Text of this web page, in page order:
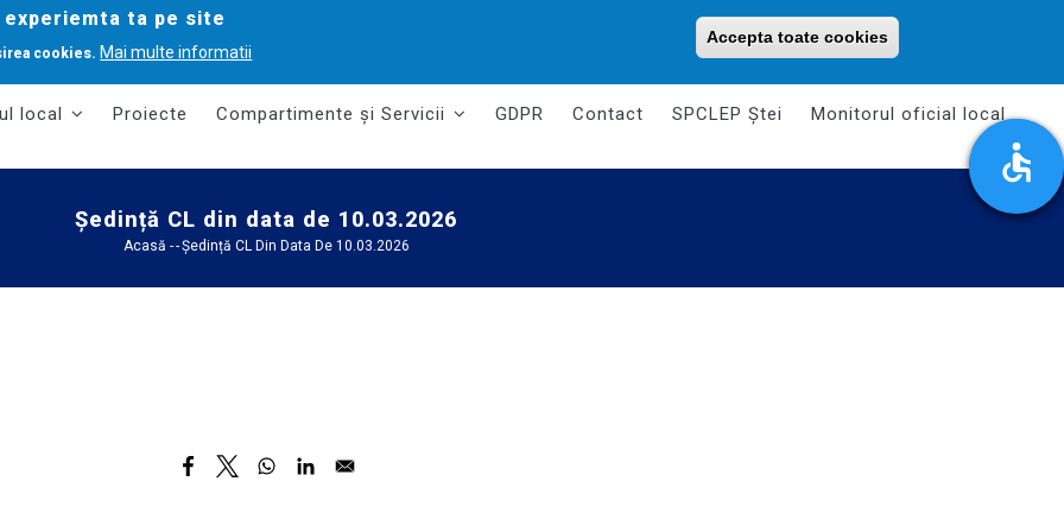
ta pe site
cookies. Mai multe informatii
Accepta toate cookies
Luni - Vineri: 08:00 - 16:00 primariaorasuluistei@gmail.com
local Proiecte Compartimente și Servicii GDPR Contact SPCLEP Ștei Monitorul oficial local
Ședință CL din data de 10.03.2026
Acasă --Ședință CL Din Data De 10.03.2026